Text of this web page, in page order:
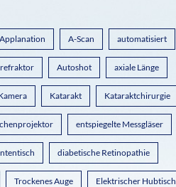
Applanation A-Scan automatisiert
Autoshot axiale Länge
Katarakt Kataraktchirurgie
entspiegelte Messgläser
diabetische Retinopathie
Trockenes Auge Elektrischer Hubtisch